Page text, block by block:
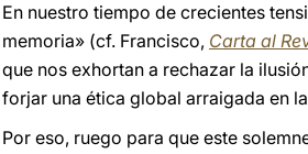
En nuestro tiempo de crecientes
memoria» (cf. Francisco, Carta al
que nos exhortan a rechazar la
forjar una ética global arraigada en
Por eso, ruego para que este